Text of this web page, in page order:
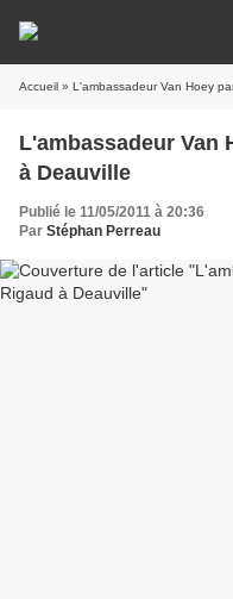
Accueil » L'ambassadeur Van Hoey
L'ambassadeur Van
à Deauville
Publié le 11/05/2011 à 20:36
Par Stéphan Perreau